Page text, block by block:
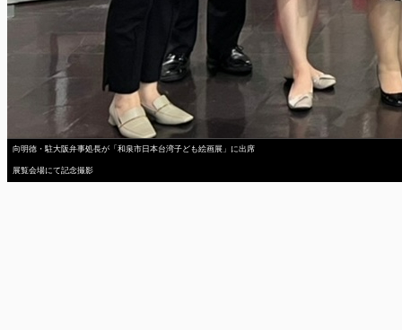
向明徳・駐大阪弁事処長が「和泉市日本台湾子ども絵画展」に出席
展覧会場にて記念撮影